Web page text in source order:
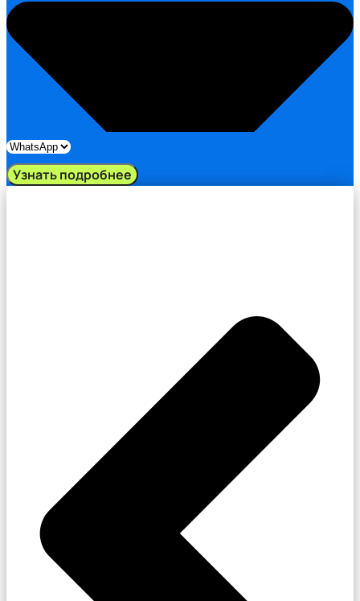
Узнать подробнее